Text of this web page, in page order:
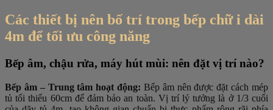
Các thiết bị nên bố trí trong bếp chữ i dài
4m để tối ưu công năng
Bếp âm, chậu rửa, máy hút mùi: nên đặt vị trí nào?
Bếp âm – Trung tâm hoạt động: Bếp âm nên được đặt cách mép
tủ tối thiểu 60cm để đảm bảo an toàn. Vị trí lý tưởng là ở 1/3 cuối